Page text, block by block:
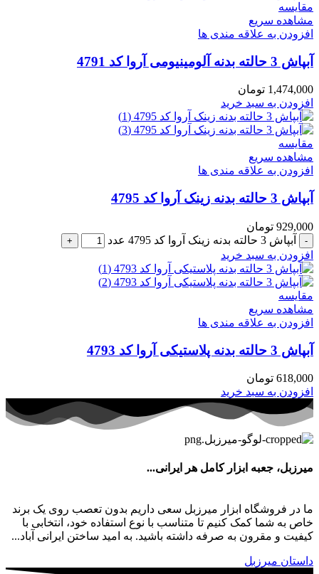
مقایسه
مشاهده سریع
افزودن به علاقه مندی ها
آبپاش 3 حالته بدنه آلومینیومی آروا کد 4791
1,474,000 تومان
افزودن به سبد خرید
مقایسه
مشاهده سریع
افزودن به علاقه مندی ها
آبپاش 3 حالته بدنه زینک آروا کد 4795
929,000 تومان
آبپاش 3 حالته بدنه زینک آروا کد 4795 عدد
افزودن به سبد خرید
مقایسه
مشاهده سریع
افزودن به علاقه مندی ها
آبپاش 3 حالته بدنه پلاستیکی آروا کد 4793
618,000 تومان
افزودن به سبد خرید
میرزبل، جعبه ابزار کامل هر ایرانی...
ما در فروشگاه ابزار میرزبل سعی داریم بدون تعصب روی یک برند
خاص به شما کمک کنیم تا متناسب با نوع استفاده خود، انتخابی با
کیفیت و مقرون به صرفه داشته باشید. به امید ساختن ایرانی آباد...
داستان میرزبل